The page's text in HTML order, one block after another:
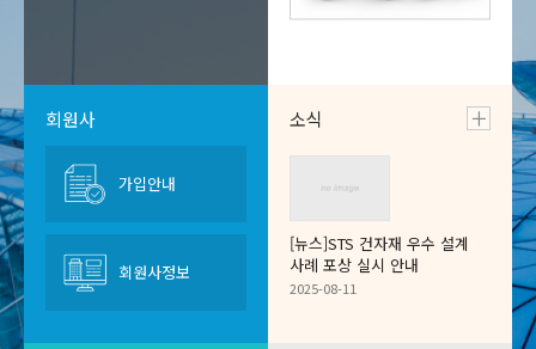
강구조센터 철스크랩위원회
Steel Scrap Committee
회원사
가입안내
회원사정보
소식
[뉴스]STS 건자재 우수 설계
사례 포상 실시 안내
2025-08-11